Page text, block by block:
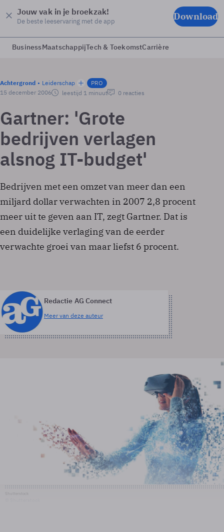
Jouw vak in je broekzak!
De beste leeservaring met de app Download
BusinessMaatschappijTech & ToekomstCarrière
Achtergrond Leiderschap
PRO
15 december 2006
leestijd 1 minuut 0 reacties
Gartner: 'Grote
bedrijven verlagen
alsnog IT-budget'
Bedrijven met een omzet van meer dan een
miljard dollar verwachten in 2007 2,8 procent
meer uit te geven aan IT, zegt Gartner. Dat is
een duidelijke verlaging van de eerder
verwachte groei van maar liefst 6 procent.
Redactie AG Connect
Meer van deze auteur